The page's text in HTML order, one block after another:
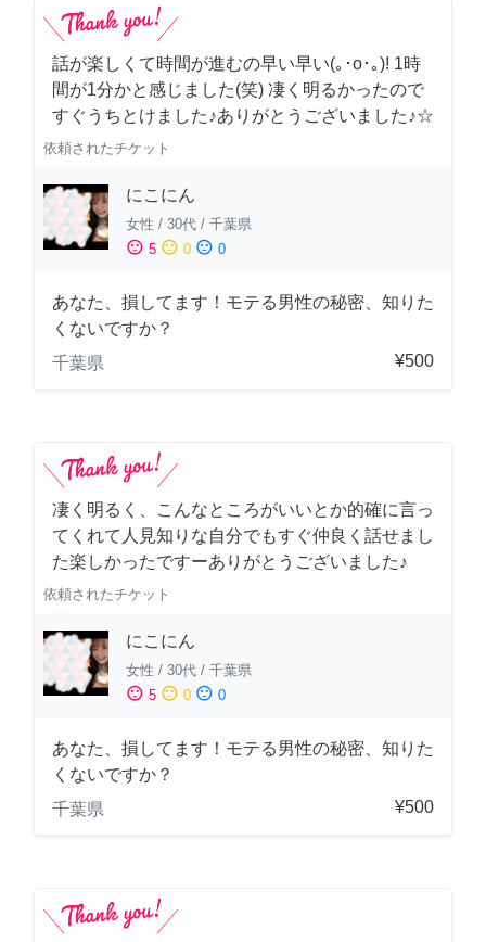
話が楽しくて時間が進むの早い早い(｡･о･｡)! 1時
間が1分かと感じました(笑) 凄く明るかったので
すぐうちとけました♪ありがとうございました♪☆
依頼されたチケット
にこにん
女性 / 30代 / 千葉県
sentiment_satisfied 5 sentiment_neutral 0 sentiment_dissatisfied 0
あなた、損してます！モテる男性の秘密、知りた
くないですか？
千葉県
¥500
凄く明るく、こんなところがいいとか的確に言っ
てくれて人見知りな自分でもすぐ仲良く話せまし
た楽しかったですーありがとうございました♪
依頼されたチケット
にこにん
女性 / 30代 / 千葉県
sentiment_satisfied 5 sentiment_neutral 0 sentiment_dissatisfied 0
あなた、損してます！モテる男性の秘密、知りた
くないですか？
千葉県
¥500